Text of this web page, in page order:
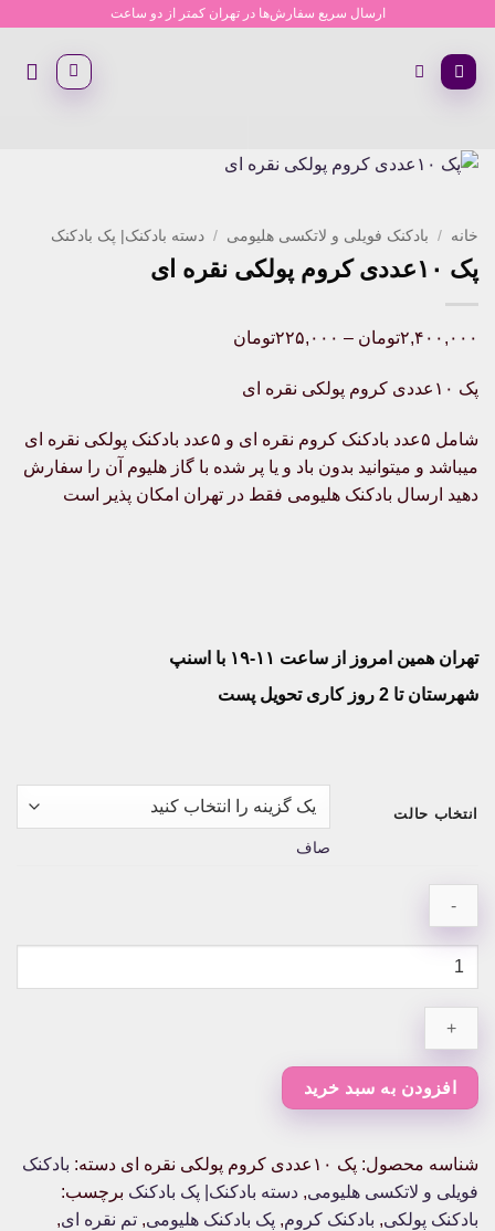
content
ارسال سریع سفارش‌ها در تهران کمتر از دو ساعت
خانه / بادکنک فویلی و لاتکسی هلیومی / دسته بادکنک| پک بادکنک
پک ۱۰عددی کروم پولکی نقره ای
۲,۴۰۰,۰۰۰تومان – ۲۲۵,۰۰۰تومان
۲,۴۰۰,۰۰۰تومان
پک ۱۰عددی کروم پولکی نقره ای
شامل ۵عدد بادکنک کروم نقره ای و ۵عدد بادکنک پولکی نقره ای
میباشد و میتوانید بدون باد و یا پر شده با گاز هلیوم آن را سفارش
دهید ارسال بادکنک هلیومی فقط در تهران امکان پذیر است
تهران همین امروز از ساعت ۱۱-۱۹ با اسنپ
شهرستان تا 2 روز کاری تحویل پست
انتخاب حالت
صاف
کروم
پولکی
ای
عدد
افزودن به سبد خرید
شناسه محصول: پک ۱۰عددی کروم پولکی نقره ای دسته: بادکنک
فویلی و لاتکسی هلیومی, دسته بادکنک| پک بادکنک برچسب:
بادکنک پولکی, بادکنک کروم, پک بادکنک هلیومی, تم نقره ای,